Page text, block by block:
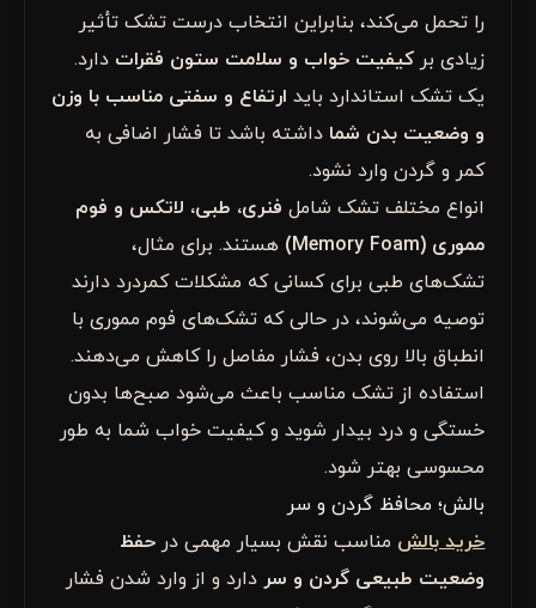
را تحمل می‌کند، بنابراین انتخاب درست تشک تأثیر
زیادی بر کیفیت خواب و سلامت ستون فقرات دارد.
یک تشک استاندارد باید ارتفاع و سفتی مناسب با وزن
و وضعیت بدن شما داشته باشد تا فشار اضافی به
کمر و گردن وارد نشود.
انواع مختلف تشک شامل فنری، طبی، لاتکس و فوم
مموری (Memory Foam)
هستند. برای مثال،
تشک‌های طبی برای کسانی که مشکلات کمردرد دارند
توصیه می‌شوند، در حالی که تشک‌های فوم مموری با
انطباق بالا روی بدن، فشار مفاصل را کاهش می‌دهند.
استفاده از تشک مناسب باعث می‌شود صبح‌ها بدون
خستگی و درد بیدار شوید و کیفیت خواب شما به طور
محسوسی بهتر شود.
بالش؛ محافظ گردن و سر
خرید بالش مناسب نقش بسیار مهمی در حفظ
وضعیت طبیعی گردن و سر دارد و از وارد شدن فشار